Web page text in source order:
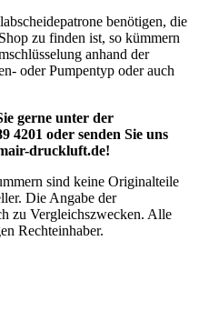
benötigen, die
zu finden ist, so kümmern
anhand der
oder Pumpentyp oder auch
gerne unter der
4201 oder senden Sie uns
druckluft.de!
sind keine Originalteile
Die Angabe der
zu Vergleichszwecken. Alle
Rechteinhaber.